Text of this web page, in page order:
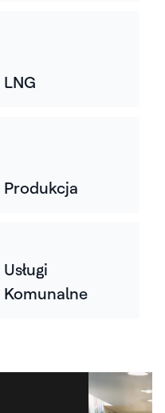
LNG
Produkcja
Usługi
Komunalne